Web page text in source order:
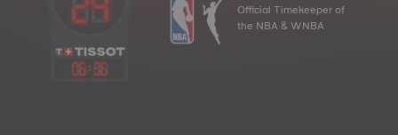
06: 36
Official Timekeeper of
the NBA & WNBA